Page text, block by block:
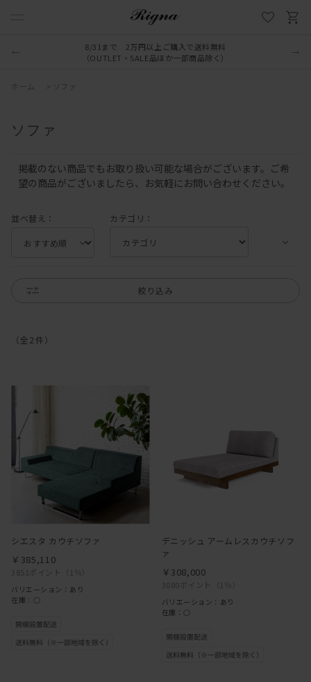
8/31まで 2万円以上ご購入で送料無料
（OUTLET・SALE品ほか一部商品除く）
ホーム ソファ
ソファ
掲載のない商品でもお取り扱い可能な場合がございます。ご希
望の商品がございましたら、お気軽にお問い合わせください。
並べ替え： カテゴリ：
絞り込み
（全2 件）
シエスタ カウチソファ
3851ポイント （1％）
￥385,110
バリエーション：あり
在庫：○
デニッシュ アームレスカウチソフ
ァ
3080ポイント （1％）
￥308,000
バリエーション：あり
在庫：○